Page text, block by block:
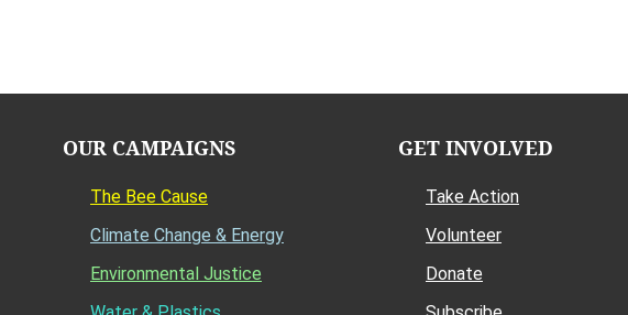
OUR CAMPAIGNS
The Bee Cause
Climate Change & Energy
Environmental Justice
GET INVOLVED
Take Action
Volunteer
Donate